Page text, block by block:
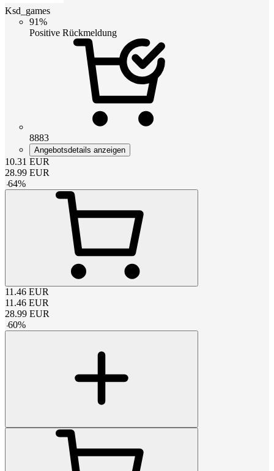
Ksd_games
91%
Positive Rückmeldung
8883
Angebotsdetails anzeigen
10.31 EUR
28.99 EUR
-64%
11.46 EUR
11.46 EUR
28.99 EUR
-60%